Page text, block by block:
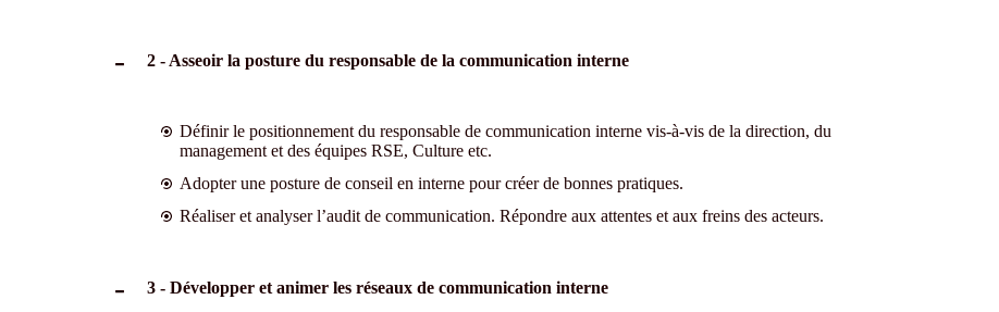
2 - Asseoir la posture du responsable de la communication interne
Définir le positionnement du responsable de communication interne vis-à-vis de la direction, du
management et des équipes RSE, Culture etc.
Adopter une posture de conseil en interne pour créer de bonnes pratiques.
Réaliser et analyser l’audit de communication. Répondre aux attentes et aux freins des acteurs.
3 - Développer et animer les réseaux de communication interne